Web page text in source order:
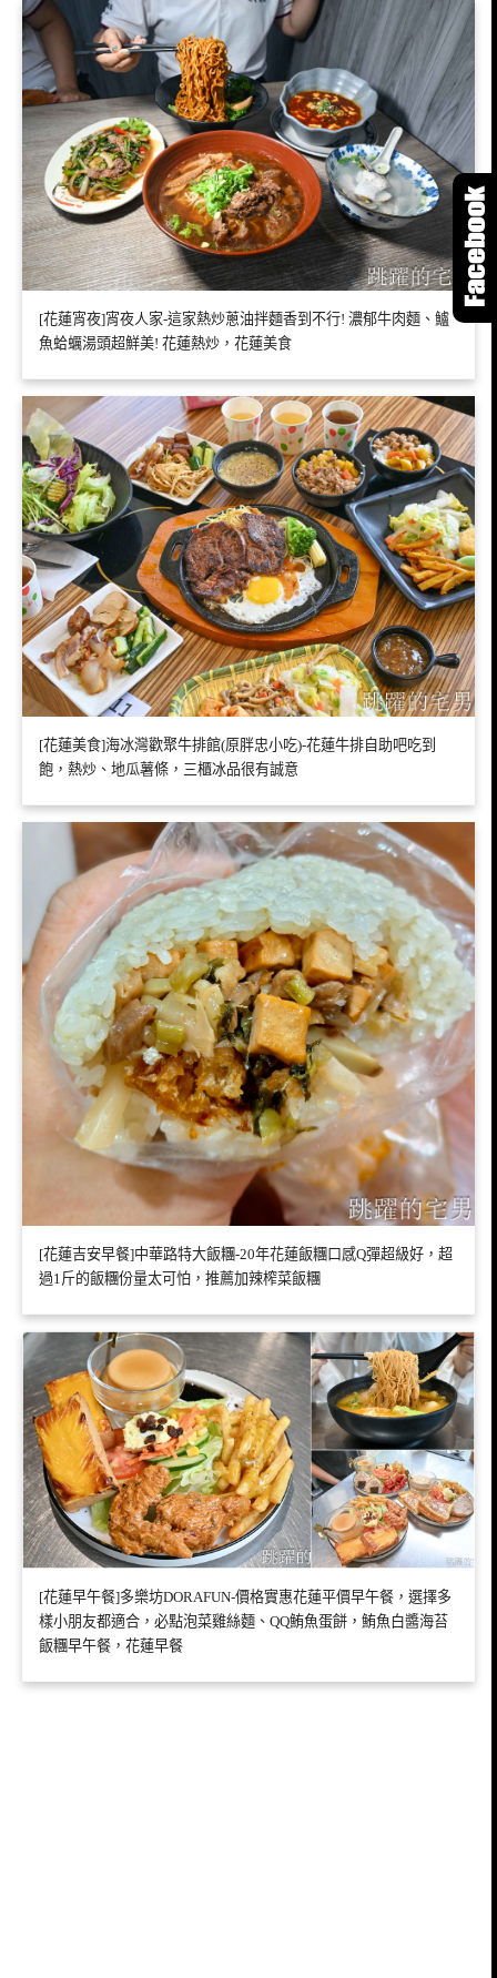
[花蓮宵夜]宵夜人家-這家熱炒蔥油拌麵香到不行! 濃郁牛肉麵、鱸
魚蛤蠣湯頭超鮮美! 花蓮熱炒，花蓮美食
[花蓮美食]海冰灣歡聚牛排館(原胖忠小吃)-花蓮牛排自助吧吃到
飽，熱炒、地瓜薯條，三櫃冰品很有誠意
[花蓮吉安早餐]中華路特大飯糰-20年花蓮飯糰口感Q彈超級好，超
過1斤的飯糰份量太可怕，推薦加辣榨菜飯糰
[花蓮早午餐]多樂坊DORAFUN-價格實惠花蓮平價早午餐，選擇多
樣小朋友都適合，必點泡菜雞絲麵、QQ鮪魚蛋餅，鮪魚白醬海苔
飯糰早午餐，花蓮早餐